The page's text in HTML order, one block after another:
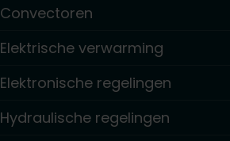
Convectoren
Elektrische verwarming
Elektronische regelingen
Hydraulische regelingen